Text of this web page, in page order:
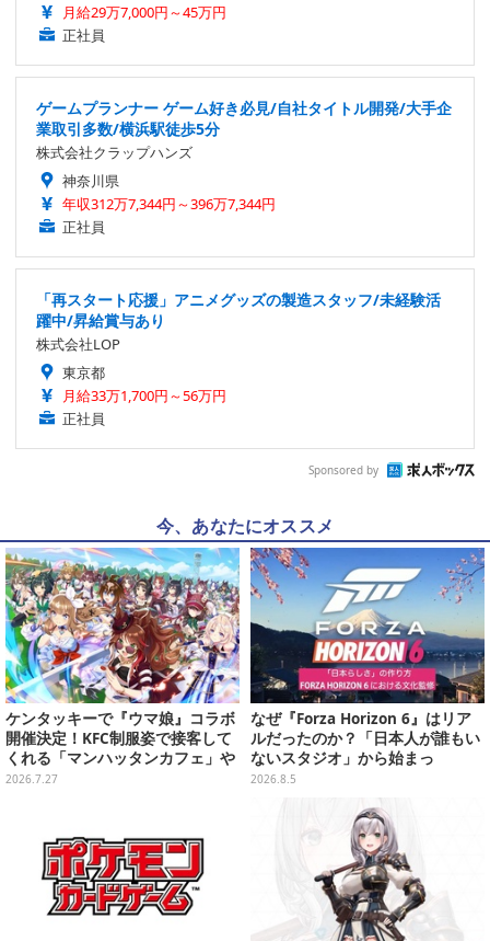
月給29万7,000円～45万円
正社員
ゲームプランナー ゲーム好き必見/自社タイトル開発/大手企
業取引多数/横浜駅徒歩5分
株式会社クラップハンズ
神奈川県
年収312万7,344円～396万7,344円
正社員
「再スタート応援」アニメグッズの製造スタッフ/未経験活
躍中/昇給賞与あり
株式会社LOP
東京都
月給33万1,700円～56万円
正社員
Sponsored by
今、あなたにオススメ
ケンタッキーで『ウマ娘』コラボ
開催決定！KFC制服姿で接客して
くれる「マンハッタンカフェ」や
「ダンツフレーム」たちが可愛い
2026.7.27
なぜ『Forza Horizon 6』はリア
ルだったのか？「日本人が誰もい
ないスタジオ」から始まっ
た、“生活感のある日本"の作り方
2026.8.5